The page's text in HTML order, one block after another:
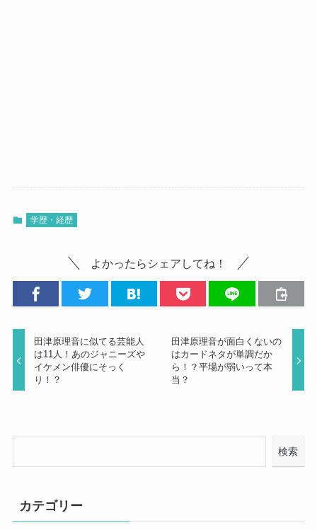
学歴・経歴
よかったらシェアしてね！
田津原理音に似てる芸能人
は11人！あのジャニーズや
イケメン俳優にそっく
り！？
田津原理音が面白くないの
はカードネタが単調だか
ら！？平場が弱いって本
当？
検索
カテゴリー